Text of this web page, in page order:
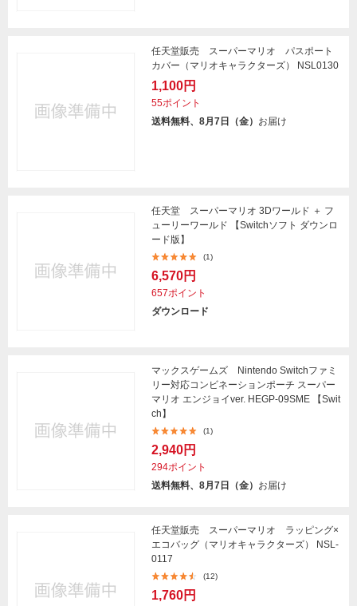
任天堂販売 スーパーマリオ パスポート
カバー（マリオキャラクターズ） NSL0130
1,100円
55ポイント
送料無料、8月7日（金） お届け
任天堂 スーパーマリオ 3Dワールド ＋ フ
ューリーワールド 【Switchソフト ダウンロ
ード版】
(1)
6,570円
657ポイント
ダウンロード
マックスゲームズ Nintendo Switchファミ
リー対応コンビネーションポーチ スーパー
マリオ エンジョイver. HEGP-09SME 【Swit
ch】
(1)
2,940円
294ポイント
送料無料、8月7日（金） お届け
任天堂販売 スーパーマリオ ラッピング×
エコバッグ（マリオキャラクターズ） NSL-
0117
(12)
1,760円